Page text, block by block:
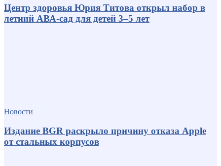
Центр здоровья Юрия Титова открыл набор в
летний АВА-сад для детей 3–5 лет
Новости
Издание BGR раскрыло причину отказа Apple
от стальных корпусов